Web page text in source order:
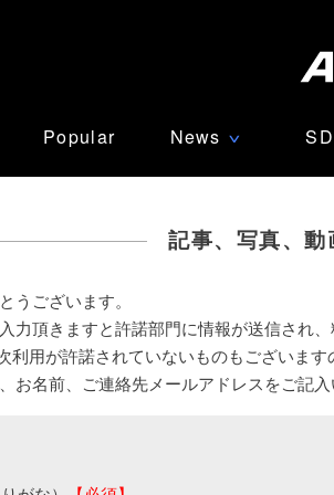
Popular News ∨
記事、写真、
うございます。
力頂きますと許諾部門に情報が送信され
利用が許諾されていないものもございます
お名前、ご連絡先メールアドレスをご記